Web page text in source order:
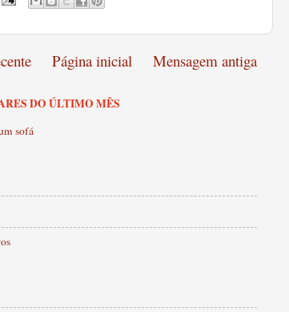
Mensagem antiga
Página inicial
DO ÚLTIMO MÊS
sofá